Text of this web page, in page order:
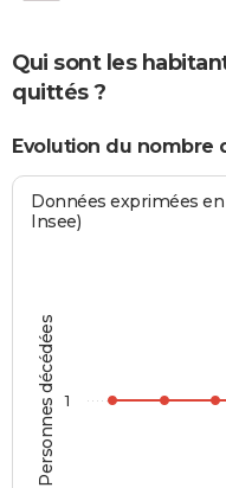
Qui sont les
quittés ?
Evolution du nombre
Personnes décédées
Données exprimées
Insee)
1